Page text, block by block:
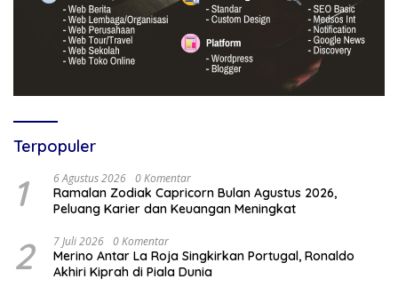
Terpopuler
1 6 Agustus 2026 0 Komentar
Ramalan Zodiak Capricorn Bulan Agustus 2026,
Peluang Karier dan Keuangan Meningkat
2 7 Juli 2026 0 Komentar
Merino Antar La Roja Singkirkan Portugal, Ronaldo
Akhiri Kiprah di Piala Dunia